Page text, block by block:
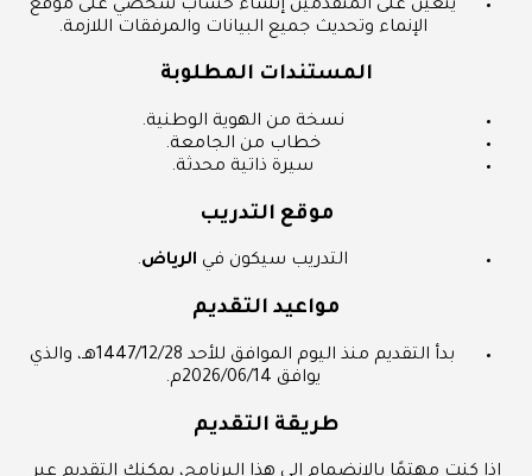
يتعين على المتقدمين إنشاء حساب شخصي على موقع
الإنماء وتحديث جميع البيانات والمرفقات اللازمة.
المستندات المطلوبة
نسخة من الهوية الوطنية.
خطاب من الجامعة.
سيرة ذاتية محدثة.
موقع التدريب
التدريب سيكون في الرياض.
مواعيد التقديم
بدأ التقديم منذ اليوم الموافق للأحد 1447/12/28هـ، والذي
يوافق 2026/06/14م.
طريقة التقديم